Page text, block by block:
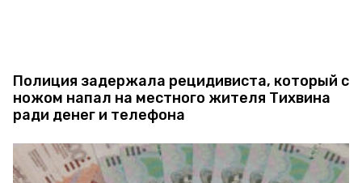
Полиция задержала рецидивиста, который с
ножом напал на местного жителя Тихвина
ради денег и телефона